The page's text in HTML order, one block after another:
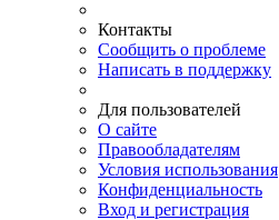
Контакты
Сообщить о проблеме
Написать в поддержку
Для пользователей
О сайте
Правообладателям
Условия использования
Конфиденциальность
Вход и регистрация